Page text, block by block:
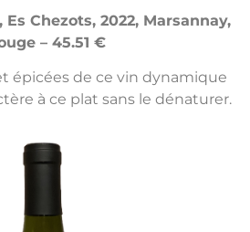
Chezots, 2022, Marsannay,
– 45.51 €
épicées de ce vin dynamique
à ce plat sans le dénaturer.